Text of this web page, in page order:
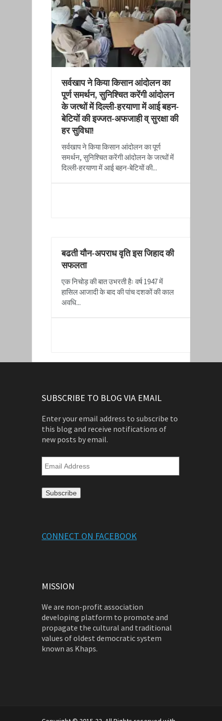
​सर्वखाप ने किया किसान आंदोलन का
पूर्ण समर्थन, सुनिश्चित करेंगी आंदोलन
के जत्थों में दिल्ली-हरयाणा में आई बहन-
बेटियों की इज्जत-अफजाही व् सुरक्षा की
हर सुविधा!
​सर्वखाप ने किया किसान आंदोलन का पूर्ण
समर्थन, सुनिश्चित करेंगी आंदोलन के जत्थों में
दिल्ली-हरयाणा में आई बहन-बेटियों की...
बढती यौन-अपराध वृति इस जिहाद की
सफलता
एक निचोड़ की बात उभरती हैः वर्ष 1947 में
हासिल आजादी के बाद की पांच दशकों की काल
अवधि...
SUBSCRIBE TO BLOG VIA EMAIL
Enter your email address to subscribe to
this blog and receive notifications of
new posts by email.
Email
CONNECT ON FACEBOOK
MISSION
We are non-profit association
developing platform to promote and
propagate the cultural and traditional
values of oldest democratic system
known as Khaps.